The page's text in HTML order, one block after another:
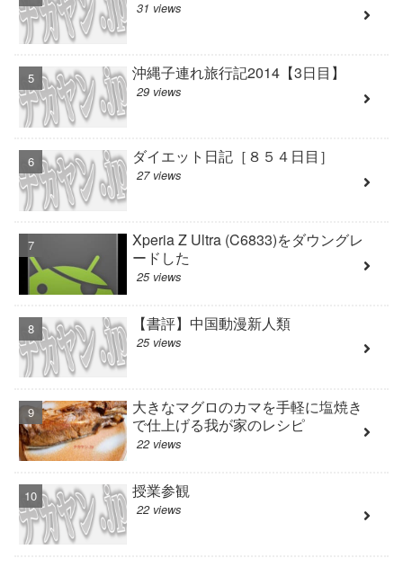
31 views
沖縄子連れ旅行記2014【3日目】
29 views
ダイエット日記［８５４日目］
27 views
Xperia Z Ultra (C6833)をダウングレ
ードした
25 views
【書評】中国動漫新人類
25 views
大きなマグロのカマを手軽に塩焼き
で仕上げる我が家のレシピ
22 views
授業参観
22 views